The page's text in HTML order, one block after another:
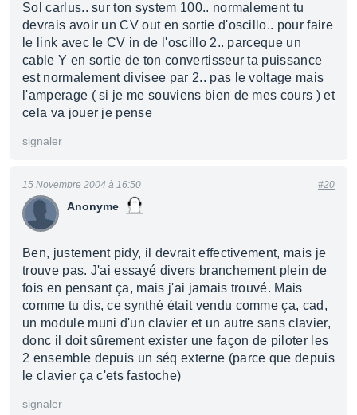
Sol carlus.. sur ton system 100.. normalement tu
devrais avoir un CV out en sortie d'oscillo.. pour faire
le link avec le CV in de l'oscillo 2.. parceque un
cable Y en sortie de ton convertisseur ta puissance
est normalement divisee par 2.. pas le voltage mais
l'amperage ( si je me souviens bien de mes cours ) et
cela va jouer je pense
signaler
Anonyme
15 Novembre 2004 à 16:50 #20
Ben, justement pidy, il devrait effectivement, mais je
trouve pas. J'ai essayé divers branchement plein de
fois en pensant ça, mais j'ai jamais trouvé. Mais
comme tu dis, ce synthé était vendu comme ça, cad,
un module muni d'un clavier et un autre sans clavier,
donc il doit sûrement exister une façon de piloter les
2 ensemble depuis un séq externe (parce que depuis
le clavier ça c'ets fastoche)
signaler